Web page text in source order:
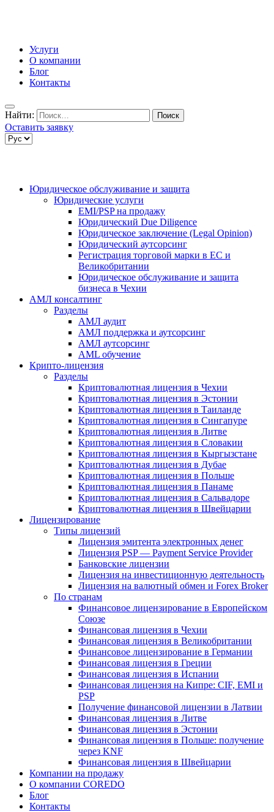
Услуги
О компании
Блог
Контакты
Найти:
Оставить заявку
Юридическое обслуживание и защита
Юридические услуги
EMI/PSP на продажу
Юридический Due Diligence
Юридическое заключение (Legal Opinion)
Юридический аутсорсинг
Регистрация торговой марки в ЕС и
Великобритании
Юридическое обслуживание и защита
бизнеса в Чехии
АМЛ консалтинг
Разделы
АМЛ аудит
АМЛ поддержка и аутсорсинг
АМЛ аутсорсинг
AML обучение
Крипто-лицензия
Разделы
Криптовалютная лицензия в Чехии
Криптовалютная лицензия в Эстонии
Криптовалютная лицензия в Таиланде
Криптовалютная лицензия в Сингапуре
Криптовалютная лицензия в Литве
Криптовалютная лицензия в Словакии
Криптовалютная лицензия в Кыргызстане
Криптовалютная лицензия в Дубае
Криптовалютная лицензия в Польше
Криптовалютная лицензия в Панаме
Криптовалютная лицензия в Сальвадоре
Криптовалютная лицензия в Швейцарии
Лицензирование
Типы лицензий
Лицензия эмитента электронных денег
Лицензия PSP — Payment Service Provider
Банковские лицензии
Лицензия на инвестиционную деятельность
Лицензия на валютный обмен и Forex Broker
По странам
Финансовое лицензирование в Европейском
Союзе
Финансовая лицензия в Чехии
Финансовая лицензия в Великобритании
Финансовое лицензирование в Германии
Финансовая лицензия в Греции
Финансовая лицензия в Испании
Финансовая лицензия на Кипре: CIF, EMI и
PSP
Получение финансовой лицензии в Латвии
Финансовая лицензия в Литве
Финансовая лицензия в Эстонии
Финансовая лицензия в Польше: получение
через KNF
Финансовая лицензия в Швейцарии
Компании на продажу
О компании COREDO
Блог
Контакты